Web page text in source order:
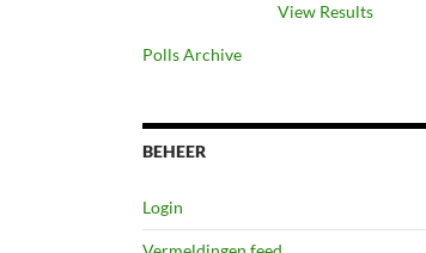
View Results
Polls Archive
BEHEER
Login